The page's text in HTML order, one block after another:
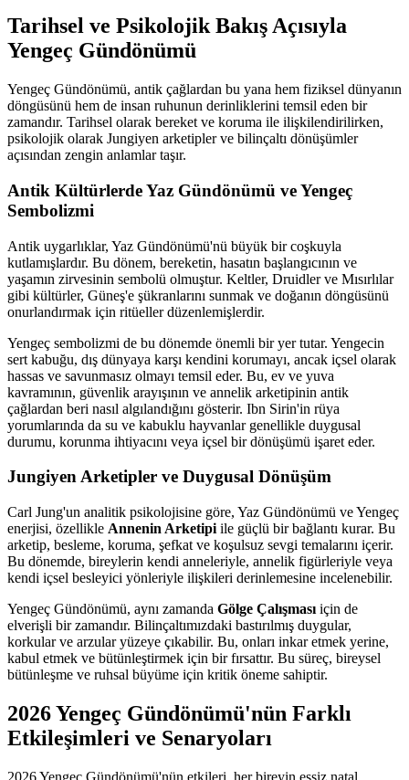
Tarihsel ve Psikolojik Bakış Açısıyla
Yengeç Gündönümü
Yengeç Gündönümü, antik çağlardan bu yana hem fiziksel dünyanın
döngüsünü hem de insan ruhunun derinliklerini temsil eden bir
zamandır. Tarihsel olarak bereket ve koruma ile ilişkilendirilirken,
psikolojik olarak Jungiyen arketipler ve bilinçaltı dönüşümler
açısından zengin anlamlar taşır.
Antik Kültürlerde Yaz Gündönümü ve Yengeç
Sembolizmi
Antik uygarlıklar, Yaz Gündönümü'nü büyük bir coşkuyla
kutlamışlardır. Bu dönem, bereketin, hasatın başlangıcının ve
yaşamın zirvesinin sembolü olmuştur. Keltler, Druidler ve Mısırlılar
gibi kültürler, Güneş'e şükranlarını sunmak ve doğanın döngüsünü
onurlandırmak için ritüeller düzenlemişlerdir.
Yengeç sembolizmi de bu dönemde önemli bir yer tutar. Yengecin
sert kabuğu, dış dünyaya karşı kendini korumayı, ancak içsel olarak
hassas ve savunmasız olmayı temsil eder. Bu, ev ve yuva
kavramının, güvenlik arayışının ve annelik arketipinin antik
çağlardan beri nasıl algılandığını gösterir. Ibn Sirin'in rüya
yorumlarında da su ve kabuklu hayvanlar genellikle duygusal
durumu, korunma ihtiyacını veya içsel bir dönüşümü işaret eder.
Jungiyen Arketipler ve Duygusal Dönüşüm
Carl Jung'un analitik psikolojisine göre, Yaz Gündönümü ve Yengeç
enerjisi, özellikle Annenin Arketipi ile güçlü bir bağlantı kurar. Bu
arketip, besleme, koruma, şefkat ve koşulsuz sevgi temalarını içerir.
Bu dönemde, bireylerin kendi anneleriyle, annelik figürleriyle veya
kendi içsel besleyici yönleriyle ilişkileri derinlemesine incelenebilir.
Yengeç Gündönümü, aynı zamanda Gölge Çalışması için de
elverişli bir zamandır. Bilinçaltımızdaki bastırılmış duygular,
korkular ve arzular yüzeye çıkabilir. Bu, onları inkar etmek yerine,
kabul etmek ve bütünleştirmek için bir fırsattır. Bu süreç, bireysel
bütünleşme ve ruhsal büyüme için kritik öneme sahiptir.
2026 Yengeç Gündönümü'nün Farklı
Etkileşimleri ve Senaryoları
2026 Yengeç Gündönümü'nün etkileri, her bireyin eşsiz natal